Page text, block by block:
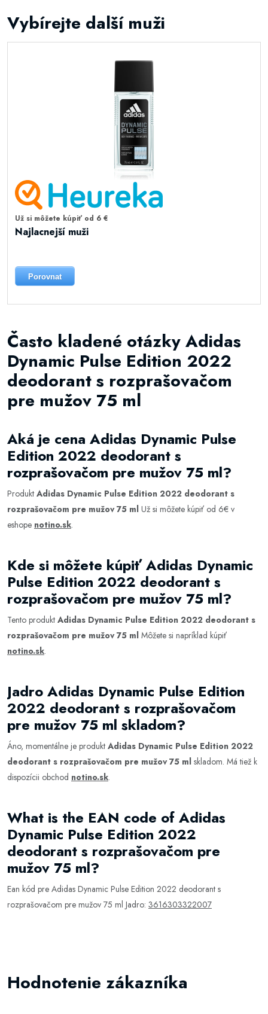
Vybírejte další muži
Už si môžete kúpiť od 6 €
Najlacnejší muži
Porovnat
Často kladené otázky Adidas
Dynamic Pulse Edition 2022
deodorant s rozprašovačom
pre mužov 75 ml
Aká je cena Adidas Dynamic Pulse
Edition 2022 deodorant s
rozprašovačom pre mužov 75 ml?
Produkt Adidas Dynamic Pulse Edition 2022 deodorant s
rozprašovačom pre mužov 75 ml Už si môžete kúpiť od 6€ v
eshope notino.sk.
Kde si môžete kúpiť Adidas Dynamic
Pulse Edition 2022 deodorant s
rozprašovačom pre mužov 75 ml?
Tento produkt Adidas Dynamic Pulse Edition 2022 deodorant s
rozprašovačom pre mužov 75 ml Môžete si napríklad kúpiť
notino.sk.
Jadro Adidas Dynamic Pulse Edition
2022 deodorant s rozprašovačom
pre mužov 75 ml skladom?
Áno, momentálne je produkt Adidas Dynamic Pulse Edition 2022
deodorant s rozprašovačom pre mužov 75 ml skladom. Má tiež k
dispozícii obchod notino.sk.
What is the EAN code of Adidas
Dynamic Pulse Edition 2022
deodorant s rozprašovačom pre
mužov 75 ml?
Ean kód pre Adidas Dynamic Pulse Edition 2022 deodorant s
rozprašovačom pre mužov 75 ml Jadro: 3616303322007
Hodnotenie zákazníka